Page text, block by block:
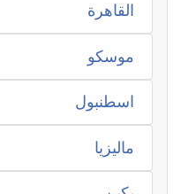
القاهرة
موسكو
اسطنبول
ماليزيا